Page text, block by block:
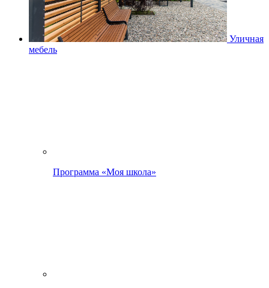
Уличная
мебель
Программа «Моя школа»